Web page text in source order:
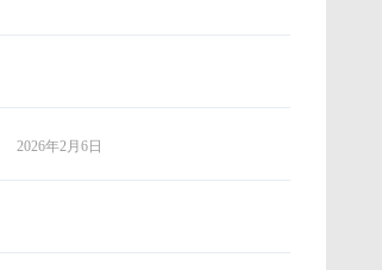
2026年2月6日